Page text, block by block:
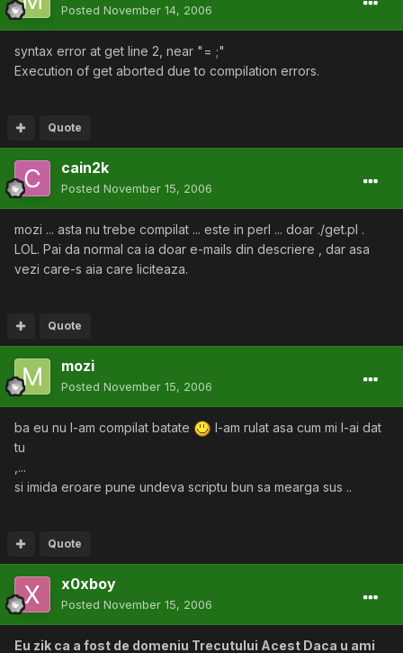
Posted November 14, 2006
syntax error at get line 2, near "= ;"
Execution of get aborted due to compilation errors.
Quote
cain2k
Posted November 15, 2006
mozi ... asta nu trebe compilat ... este in perl ... doar ./get.pl .
LOL. Pai da normal ca ia doar e-mails din descriere , dar asa
vezi care-s aia care liciteaza.
Quote
mozi
Posted November 15, 2006
ba eu nu l-am compilat batate
l-am rulat asa cum mi l-ai dat
tu
,...
si imida eroare pune undeva scriptu bun sa mearga sus ..
Quote
x0xboy
Posted November 15, 2006
Eu zik ca a fost de domeniu Trecutului Acest Daca u ami